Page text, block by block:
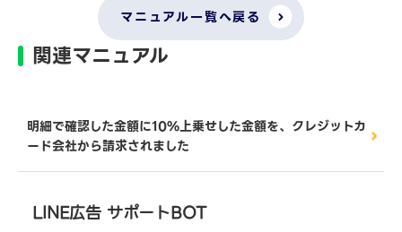
マニュアル一覧へ戻る
関連マニュアル
明細で確認した金額に10%上乗せした金額を、クレジットカ
ード会社から請求されました
LINE広告 サポートBOT